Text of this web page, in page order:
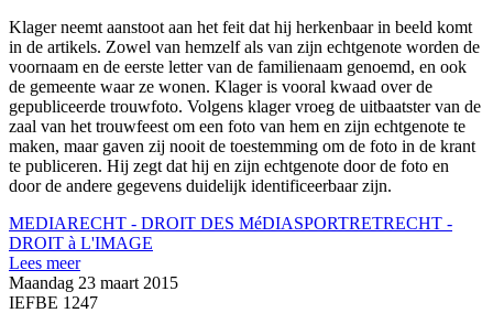
Klager neemt aanstoot aan het feit dat hij herkenbaar in beeld komt
in de artikels. Zowel van hemzelf als van zijn echtgenote worden de
voornaam en de eerste letter van de familienaam genoemd, en ook
de gemeente waar ze wonen. Klager is vooral kwaad over de
gepubliceerde trouwfoto. Volgens klager vroeg de uitbaatster van de
zaal van het trouwfeest om een foto van hem en zijn echtgenote te
maken, maar gaven zij nooit de toestemming om de foto in de krant
te publiceren. Hij zegt dat hij en zijn echtgenote door de foto en
door de andere gegevens duidelijk identificeerbaar zijn.
MEDIARECHT - DROIT DES MéDIASPORTRETRECHT -
DROIT à L'IMAGE
Lees meer
Maandag 23 maart 2015
IEFBE 1247